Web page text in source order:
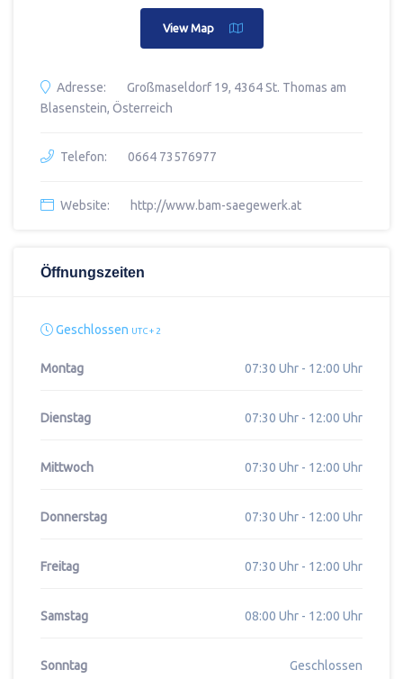
View Map
Adresse:
Großmaseldorf 19, 4364 St. Thomas am
Blasenstein, Österreich
Telefon: 0664 73576977
Website: http://www.bam-saegewerk.at
Öffnungszeiten
Geschlossen UTC + 2
Montag 07:30 Uhr - 12:00 Uhr
Dienstag 07:30 Uhr - 12:00 Uhr
Mittwoch 07:30 Uhr - 12:00 Uhr
Donnerstag 07:30 Uhr - 12:00 Uhr
Freitag 07:30 Uhr - 12:00 Uhr
Samstag 08:00 Uhr - 12:00 Uhr
Sonntag Geschlossen